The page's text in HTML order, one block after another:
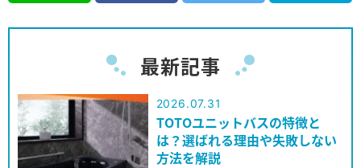
最新記事
2026.07.31
TOTOユニットバスの特徴と
は？選ばれる理由や失敗しない
方法を解説